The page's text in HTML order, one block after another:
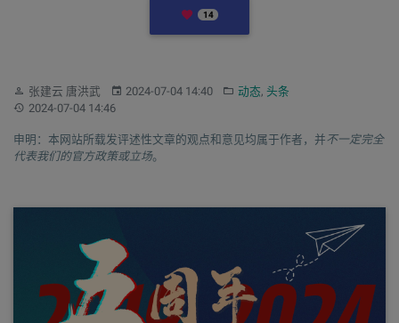
14LIKES
作者：张建云 唐洪武 发布：2024-07-04 14:40 分类：
动态, 头条
更新：2024-07-04 14:46
申明：本网站所载发评述性文章的观点和意见均属于作者，并 不一定完全
代表我们的官方政策或立场。